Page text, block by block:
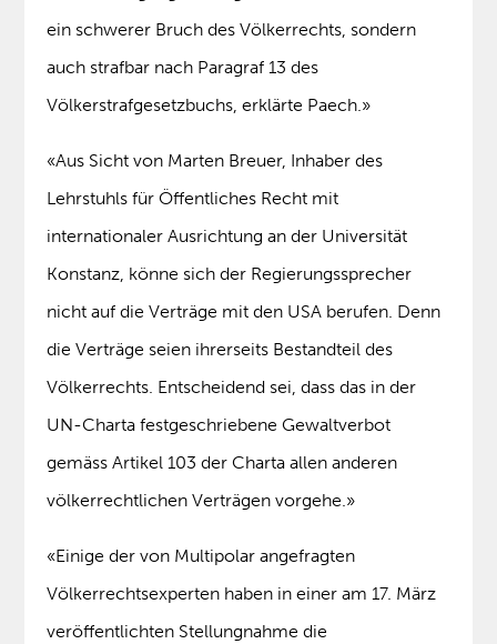
ein schwerer Bruch des Völkerrechts, sondern
auch strafbar nach Paragraf 13 des
Völkerstrafgesetzbuchs, erklärte Paech.»
«Aus Sicht von Marten Breuer, Inhaber des
Lehrstuhls für Öffentliches Recht mit
internationaler Ausrichtung an der Universität
Konstanz, könne sich der Regierungssprecher
nicht auf die Verträge mit den USA berufen. Denn
die Verträge seien ihrerseits Bestandteil des
Völkerrechts. Entscheidend sei, dass das in der
UN-Charta festgeschriebene Gewaltverbot
gemäss Artikel 103 der Charta allen anderen
völkerrechtlichen Verträgen vorgehe.»
«Einige der von Multipolar angefragten
Völkerrechtsexperten haben in einer am 17. März
veröffentlichten Stellungnahme die